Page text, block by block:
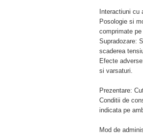
Interactiuni cu
Posologie si
comprimate
Supradozare:
scaderea
Efecte
si varsaturi.
Prezentare:
Conditii de
indicata pe
Mod de